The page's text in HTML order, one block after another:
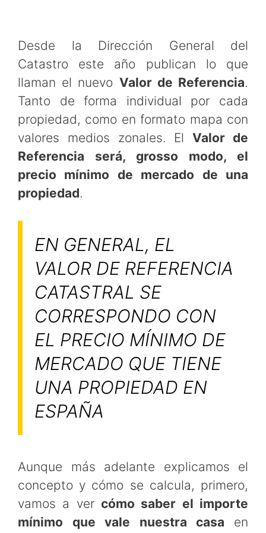
Desde la Dirección General del
Catastro este año publican lo que
llaman el nuevo Valor de Referencia.
Tanto de forma individual por cada
propiedad, como en formato mapa con
valores medios zonales. ElValor de
Referencia será, grosso modo, el
precio mínimo de mercado de una
propiedad.
EN GENERAL, EL
VALOR DE REFERENCIA
CATASTRAL SE
CORRESPONDO CON
EL PRECIO MÍNIMO DE
MERCADO QUE TIENE
UNA PROPIEDAD EN
ESPAÑA
Aunque más adelante explicamos el
concepto y cómo se calcula, primero,
vamos a ver cómo saber el importe
mínimo que vale nuestra casa en